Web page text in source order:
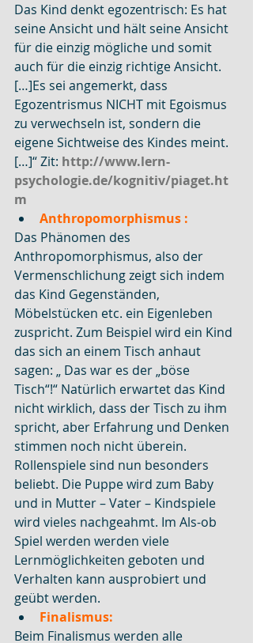
Das Kind denkt egozentrisch: Es hat
seine Ansicht und hält seine Ansicht
für die einzig mögliche und somit
auch für die einzig richtige Ansicht.
[…]Es sei angemerkt, dass
Egozentrismus NICHT mit Egoismus
zu verwechseln ist, sondern die
eigene Sichtweise des Kindes meint.
[…]“ Zit: http://www.lern-
psychologie.de/kognitiv/piaget.ht
m
Anthropomorphismus :
Das Phänomen des
Anthropomorphismus, also der
Vermenschlichung zeigt sich indem
das Kind Gegenständen,
Möbelstücken etc. ein Eigenleben
zuspricht. Zum Beispiel wird ein Kind
das sich an einem Tisch anhaut
sagen: „ Das war es der „böse
Tisch“!“ Natürlich erwartet das Kind
nicht wirklich, dass der Tisch zu ihm
spricht, aber Erfahrung und Denken
stimmen noch nicht überein.
Rollenspiele sind nun besonders
beliebt. Die Puppe wird zum Baby
und in Mutter – Vater – Kindspiele
wird vieles nachgeahmt. Im Als-ob
Spiel werden werden viele
Lernmöglichkeiten geboten und
Verhalten kann ausprobiert und
geübt werden.
Finalismus:
Beim Finalismus werden alle